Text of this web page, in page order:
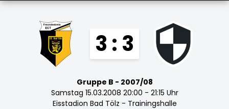
3 : 3
Gruppe B - 2007/08
Samstag 15.03.2008 20:00 - 21:15 Uhr
Eisstadion Bad Tölz - Trainingshalle